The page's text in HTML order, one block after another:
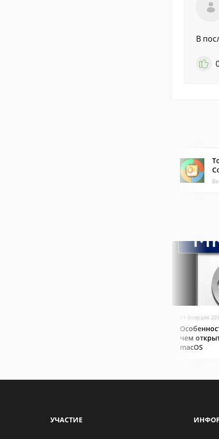
В
01 февраля
чем
macOS
УЧАСТИЕ